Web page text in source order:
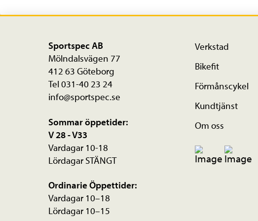
Sportspec AB
Mölndalsvägen 77
412 63 Göteborg
Tel 031-40 23 24
info@sportspec.se
Sommar öppetider:
V 28 - V33
Vardagar 10-18
Lördagar STÄNGT
Ordinarie Öppettider:
Vardagar 10–18
Lördagar 10–15
Verkstad
Bikefit
Förmånscykel
Kundtjänst
Om oss